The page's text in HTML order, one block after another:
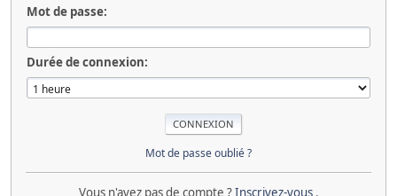
Mot de passe:
Durée de connexion:
Mot de passe oublié ?
Vous n'avez pas de compte ?Inscrivez-vous .